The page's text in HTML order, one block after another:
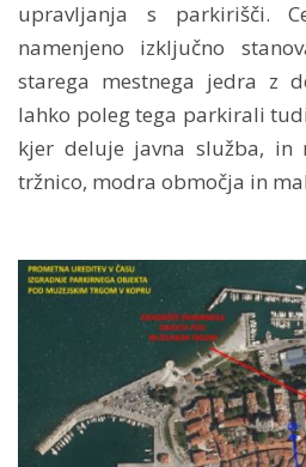
upravljanja s parkirišči.
namenjeno izključno
starega mestnega jedra z
lahko poleg tega parkirali
kjer deluje javna služba, in
tržnico, modra območja in